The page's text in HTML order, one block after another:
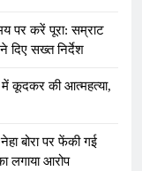
पर करें पूरा: सम्राट
दिए सख्त निर्देश
कूदकर की आत्महत्या,
बोरा पर फेंकी गई
लगाया आरोप